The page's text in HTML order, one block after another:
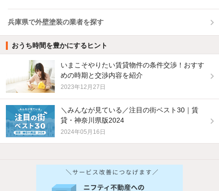
兵庫県で外壁塗装の業者を探す
おうち時間を豊かにするヒント
いまこそやりたい賃貸物件の条件交渉！おすす
めの時期と交渉内容を紹介
2023年12月27日
＼みんなが見ている／注目の街ベスト30｜賃
貸・神奈川県版2024
2024年05月16日